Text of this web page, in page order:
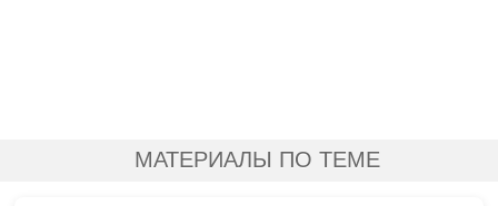
МАТЕРИАЛЫ ПО ТЕМЕ